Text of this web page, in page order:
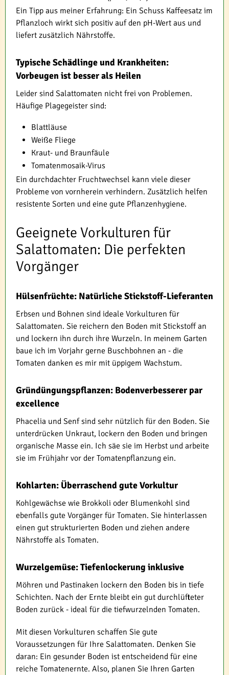
Ein Tipp aus meiner Erfahrung: Ein Schuss Kaffeesatz im
Pflanzloch wirkt sich positiv auf den pH-Wert aus und
liefert zusätzlich Nährstoffe.
Typische Schädlinge und Krankheiten:
Vorbeugen ist besser als Heilen
Leider sind Salattomaten nicht frei von Problemen.
Häufige Plagegeister sind:
Blattläuse
Weiße Fliege
Kraut- und Braunfäule
Tomatenmosaik-Virus
Ein durchdachter Fruchtwechsel kann viele dieser
Probleme von vornherein verhindern. Zusätzlich helfen
resistente Sorten und eine gute Pflanzenhygiene.
Geeignete Vorkulturen für
Salattomaten: Die perfekten
Vorgänger
Hülsenfrüchte: Natürliche Stickstoff-Lieferanten
Erbsen und Bohnen sind ideale Vorkulturen für
Salattomaten. Sie reichern den Boden mit Stickstoff an
und lockern ihn durch ihre Wurzeln. In meinem Garten
baue ich im Vorjahr gerne Buschbohnen an - die
Tomaten danken es mir mit üppigem Wachstum.
Gründüngungspflanzen: Bodenverbesserer par
excellence
Phacelia und Senf sind sehr nützlich für den Boden. Sie
unterdrücken Unkraut, lockern den Boden und bringen
organische Masse ein. Ich säe sie im Herbst und arbeite
sie im Frühjahr vor der Tomatenpflanzung ein.
Kohlarten: Überraschend gute Vorkultur
Kohlgewächse wie Brokkoli oder Blumenkohl sind
ebenfalls gute Vorgänger für Tomaten. Sie hinterlassen
einen gut strukturierten Boden und ziehen andere
Nährstoffe als Tomaten.
Wurzelgemüse: Tiefenlockerung inklusive
Möhren und Pastinaken lockern den Boden bis in tiefe
Schichten. Nach der Ernte bleibt ein gut durchlüfteter
Boden zurück - ideal für die tiefwurzelnden Tomaten.
Mit diesen Vorkulturen schaffen Sie gute
Voraussetzungen für Ihre Salattomaten. Denken Sie
daran: Ein gesunder Boden ist entscheidend für eine
reiche Tomatenernte. Also, planen Sie Ihren Garten